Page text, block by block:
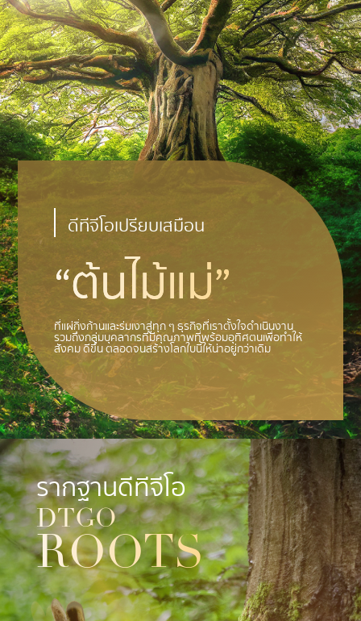
ดีทีจีโอเปรียบเสมือน
“ต้นไม้แม่”
ที่แผ่กิ่งก้านและร่มเงาสู่ทุก ๆ ธุรกิจที่เราตั้งใจดำเนินงาน
รวมถึงกลุ่มบุคลากรที่มีคุณภาพที่พร้อมอุทิศตนเพื่อทำให้
สังคม ดีขึ้น ตลอดจนสร้างโลกใบนี้ให้น่าอยู่กว่าเดิม
รากฐานดีทีจีโอ
DTGO
ROOTS